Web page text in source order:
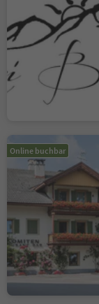
Online buchbar